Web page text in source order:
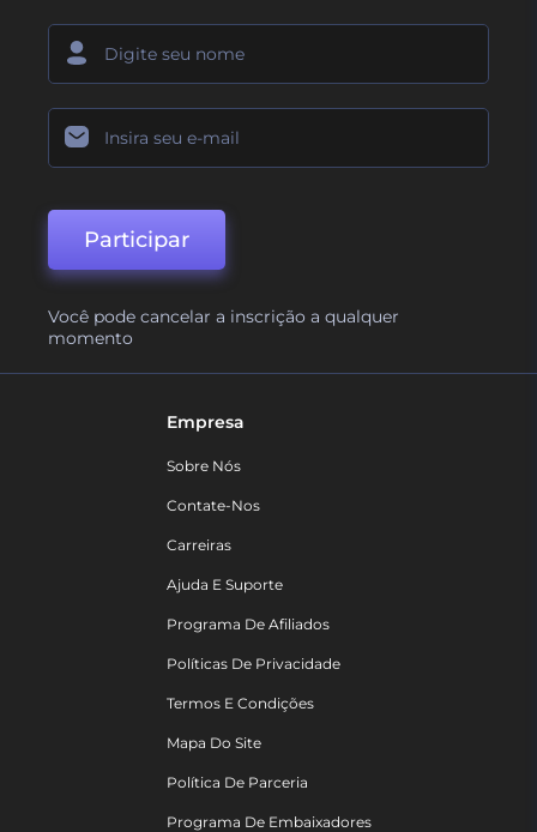
Participar
Você pode cancelar a inscrição a qualquer
momento
Empresa
Sobre Nós
Contate-Nos
Carreiras
Ajuda E Suporte
Programa De Afiliados
Políticas De Privacidade
Termos E Condições
Mapa Do Site
Política De Parceria
Programa De Embaixadores